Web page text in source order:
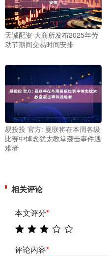
天诚配资 大商所发布2025年劳
动节期间交易时间安排
易投投 官方: 曼联将在本周各级
比赛中悼念犹太教堂袭击事件遇
难者
相关评论
本文评分*
评论内容*